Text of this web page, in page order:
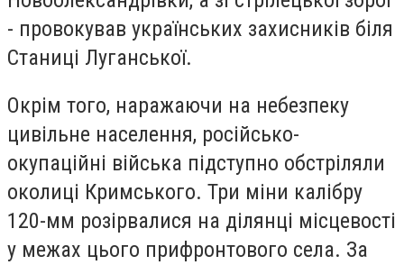
- провокував українських захисників біля
Станиці Луганської.
Окрім того, наражаючи на небезпеку
цивільне населення, російсько-
окупаційні війська підступно обстріляли
околиці Кримського. Три міни калібру
120-мм розірвалися на ділянці місцевості
у межах цього прифронтового села. За